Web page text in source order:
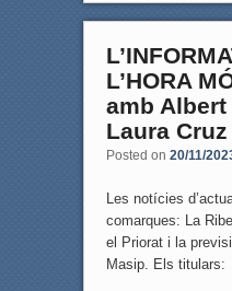
L’HORA
amb
Laura Cruz
Posted on 20/11/
Les notícies
comarques: La
el Priorat i la
Masip. Els titulars: